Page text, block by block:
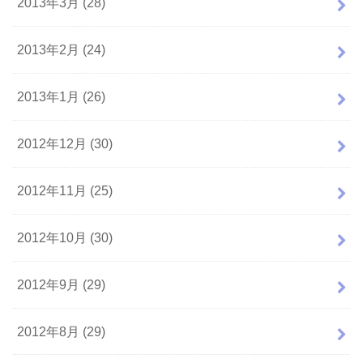
2013年2月 (24)
2013年1月 (26)
2012年12月 (30)
2012年11月 (25)
2012年10月 (30)
2012年9月 (29)
2012年8月 (29)